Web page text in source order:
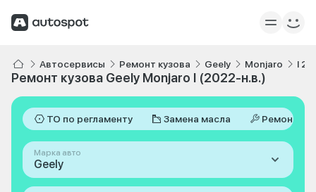
Автосервисы Ремонт кузова Geely Monjaro I
Ремонт кузова Geely Monjaro I (2022-н.в.)
ТО по регламенту Замена масла Ремонт
Марка авто
Geely